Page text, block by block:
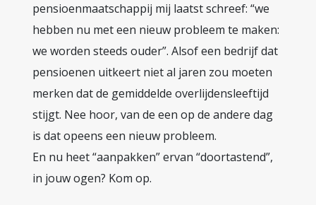
pensioenmaatschappij mij laatst schreef: “we
hebben nu met een nieuw probleem te maken:
we worden steeds ouder”. Alsof een bedrijf dat
pensioenen uitkeert niet al jaren zou moeten
merken dat de gemiddelde overlijdensleeftijd
stijgt. Nee hoor, van de een op de andere dag
is dat opeens een nieuw probleem.
En nu heet “aanpakken” ervan “doortastend”,
in jouw ogen? Kom op.